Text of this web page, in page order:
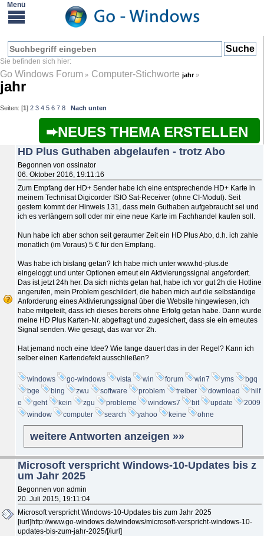
Go Windows Forum » Computer-Stichwortejahr»
jahr
Seiten: [1] 2 3 4 5 6 7 8 Nach unten
NEUES THEMA ERSTELLEN
HD Plus Guthaben abgelaufen - trotz Abo
Begonnen von ossinator
06. Oktober 2016, 19:11:16
Zum Empfang der HD+ Sender habe ich eine entsprechende HD+ Karte in
meinem Technisat Digicorder ISIO Sat-Receiver (ohne CI-Modul). Seit
gestern kommt der Hinweis 131, dass mein Guthaben aufgebraucht sei und
ich es verlängern soll oder mir eine neue Karte im Fachhandel kaufen soll.
Nun habe ich aber schon seit geraumer Zeit ein HD Plus Abo, d.h. ich zahle
monatlich (im Voraus) 5 € für den Empfang.
Was habe ich bislang getan? Ich habe mich unter www.hd-plus.de
eingeloggt und unter Optionen erneut ein Aktivierungssignal angefordert.
Das ist jetzt 24h her. Da sich nichts getan hat, habe ich vor gut 2h die Hotline
angerufen, mein Problem geschildert, die haben mich auf die selbständige
Anforderung eines Aktivierungssignal über die Website hingewiesen, ich
habe mitgeteilt, dass ich dieses bereits ohne Erfolg getan habe. Dann wurde
meine HD Plus Karten-Nr. abgefragt und zugesichert, dass sie ein erneutes
Signal senden. Wie gesagt, das war vor 2h.
Hat jemand noch eine Idee? Wie lange dauert das in der Regel? Kann ich
selber einen Kartendefekt ausschließen?
windows go-windows vista win forum win7 yms
bgq
bge
bing zwu software problem treiber download
hilf
e
geht kein zgu probleme windows7 bit update
2009
window
computer search yahoo keine ohne
weitere Antworten anzeigen »»
Microsoft verspricht Windows-10-Updates bis z
um Jahr 2025
Begonnen von admin
20. Juli 2015, 19:11:04
Microsoft verspricht Windows-10-Updates bis zum Jahr 2025
[iurl]http://www.go-windows.de/windows/microsoft-verspricht-windows-10-
updates-bis-zum-jahr-2025/[/iurl]